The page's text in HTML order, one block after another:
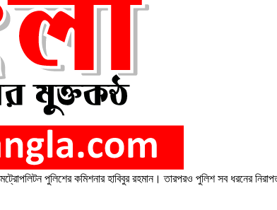
পুলিশের কমিশনার হাবিবুর রহমান। তারপরও পুলিশ সব ধরনের